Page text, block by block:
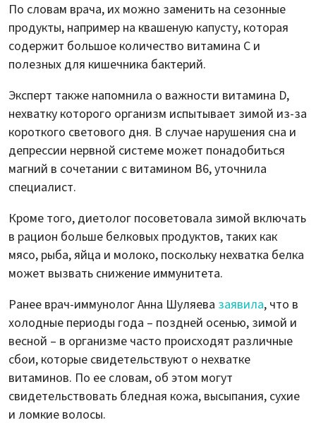
По словам врача, их можно заменить на сезонные
продукты, например на квашеную капусту, которая
содержит большое количество витамина C и
полезных для кишечника бактерий.
Эксперт также напомнила о важности витамина D,
нехватку которого организм испытывает зимой из-за
короткого светового дня. В случае нарушения сна и
депрессии нервной системе может понадобиться
магний в сочетании с витамином B6, уточнила
специалист.
Кроме того, диетолог посоветовала зимой включать
в рацион больше белковых продуктов, таких как
мясо, рыба, яйца и молоко, поскольку нехватка белка
может вызвать снижение иммунитета.
Ранее врач-иммунолог Анна Шуляева заявила, что в
холодные периоды года – поздней осенью, зимой и
весной – в организме часто происходят различные
сбои, которые свидетельствуют о нехватке
витаминов. По ее словам, об этом могут
свидетельствовать бледная кожа, высыпания, сухие
и ломкие волосы.